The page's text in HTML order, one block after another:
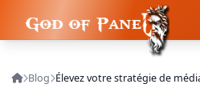
Blog